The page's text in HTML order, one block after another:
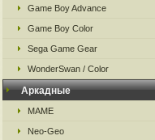
Game Boy Advance
Game Boy Color
Sega Game Gear
WonderSwan / Color
Аркадные
MAME
Neo-Geo